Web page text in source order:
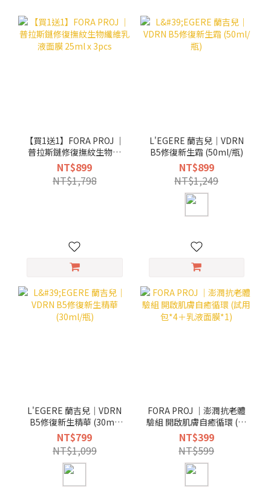
【買1送1】FORA PROJ ｜
普拉斯鏈修復撫紋生物纖
維乳液面膜 25ml x 3pcs
NT$899
NT$1,798
L'EGERE 蘭吉兒｜VDRN
B5修復新生霜 (50ml/瓶)
NT$899
NT$1,249
L'EGERE 蘭吉兒｜VDRN
B5修復新生精華 (30ml/
瓶)
NT$799
NT$1,099
FORA PROJ ｜澎潤抗老體
驗組 開啟肌膚自癒循環 (試
用包*4＋乳液面膜*1)
NT$399
NT$599